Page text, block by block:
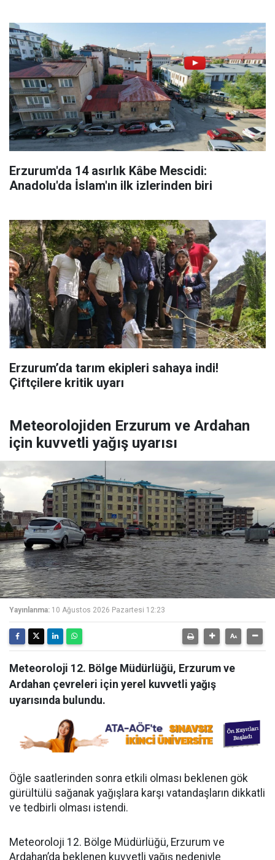
Erzurum'da 14 asırlık Kâbe Mescidi:
Anadolu'da İslam'ın ilk izlerinden biri
Erzurum’da tarım ekipleri sahaya indi!
Çiftçilere kritik uyarı
Meteorolojiden Erzurum ve Ardahan
için kuvvetli yağış uyarısı
Yayınlanma: 10 Ağustos 2026 Pazartesi 12:23
Meteoroloji 12. Bölge Müdürlüğü, Erzurum ve
Ardahan çevreleri için yerel kuvvetli yağış
uyarısında bulundu.
Öğle saatlerinden sonra etkili olması beklenen gök
gürültülü sağanak yağışlara karşı vatandaşların dikkatli
ve tedbirli olması istendi.
Meteoroloji 12. Bölge Müdürlüğü, Erzurum ve
Ardahan’da beklenen kuvvetli yağış nedeniyle